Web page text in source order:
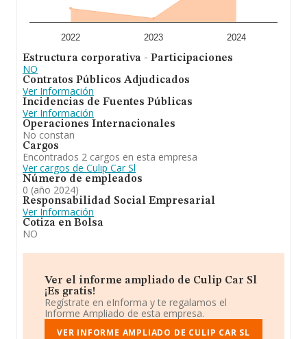
2022 2023 2024
Estructura corporativa - Participaciones
NO
Contratos Públicos Adjudicados
Ver Información
Incidencias de Fuentes Públicas
Ver Información
Operaciones Internacionales
No constan
Cargos
Encontrados 2 cargos en esta empresa
Ver cargos de Culip Car Sl
Número de empleados
0 (año 2024)
Responsabilidad Social Empresarial
Ver Información
Cotiza en Bolsa
NO
Ver el informe ampliado de Culip Car Sl
¡Es gratis!
Regístrate en eInforma y te regalamos el
Informe Ampliado de esta empresa.
VER INFORME AMPLIADO DE CULIP CAR SL